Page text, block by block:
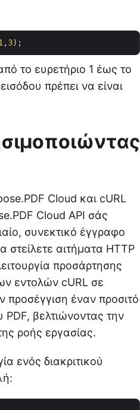
,3
το ευρετήριο 1 έως το
πρέπει να είναι
Cloud και cURL
Cloud API σάς
συνεκτικό έγγραφο
στείλετε αιτήματα HTTP
προσάρτησης
εντολών cURL σε
προσέγγιση έναν προσιτό
PDF, βελτιώνοντας την
ροής εργασίας.
ενός διακριτικού